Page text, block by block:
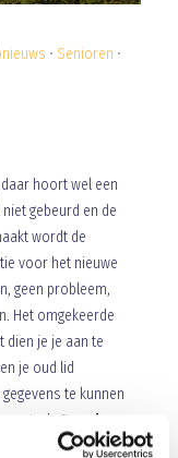
• Senioren •
hoort wel een
gebeurd en de
wordt de
voor het nieuwe
geen probleem,
Het omgekeerde
dien je je aan te
je oud lid
te kunnen
vertrek. Regel
van de